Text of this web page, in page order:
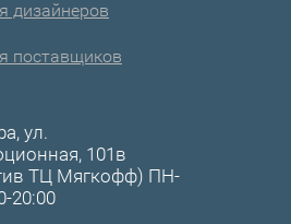
дизайнеров
поставщиков
ул.
101в
ТЦ Мягкофф) ПН-
20:00